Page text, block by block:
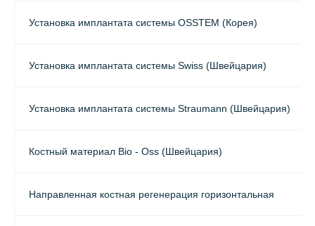
Установка имплантата системы OSSTEM (Корея)
Установка имплантата системы Swiss (Швейцария)
Установка имплантата системы Straumann (Швейцария)
Костный материал Bio - Oss (Швейцария)
Направленная костная регенерация горизонтальная